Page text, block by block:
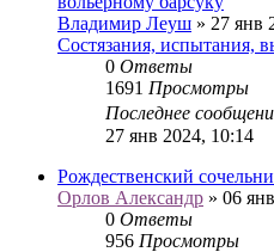
Владимир Леуш » 27 янв
Состязания, испытания,
0 Ответы
1691 Просмотры
Последнее
27 янв 2024, 10:14
Рождественский
Орлов Александр » 06
0 Ответы
956 Просмотры